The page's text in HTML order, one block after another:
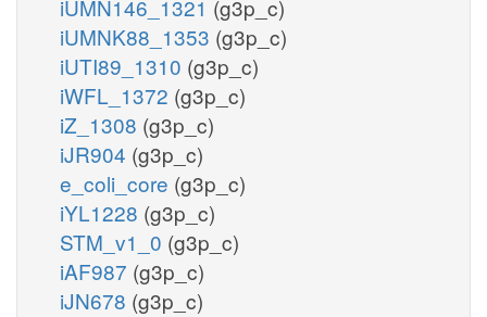
iUMN146_1321 (g3p_c)
iUMNK88_1353 (g3p_c)
iUTI89_1310 (g3p_c)
iWFL_1372 (g3p_c)
iZ_1308 (g3p_c)
iJR904 (g3p_c)
e_coli_core (g3p_c)
iYL1228 (g3p_c)
STM_v1_0 (g3p_c)
iAF987 (g3p_c)
iJN678 (g3p_c)